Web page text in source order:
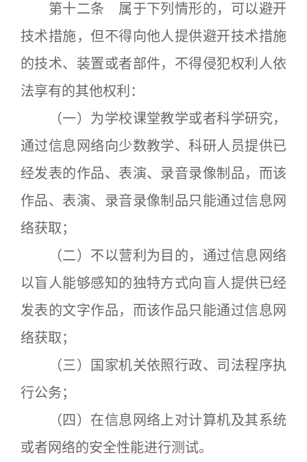
第十二条 属于下列情形的，可以避开
技术措施，但不得向他人提供避开技术措施
的技术、装置或者部件，不得侵犯权利人依
法享有的其他权利：
（一）为学校课堂教学或者科学研究，
通过信息网络向少数教学、科研人员提供已
经发表的作品、表演、录音录像制品，而该
作品、表演、录音录像制品只能通过信息网
络获取；
（二）不以营利为目的，通过信息网络
以盲人能够感知的独特方式向盲人提供已经
发表的文字作品，而该作品只能通过信息网
络获取；
（三）国家机关依照行政、司法程序执
行公务；
（四）在信息网络上对计算机及其系统
或者网络的安全性能进行测试。